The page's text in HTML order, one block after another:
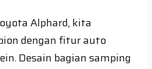
Alphard, kita
dengan fitur auto
Desain bagian samping